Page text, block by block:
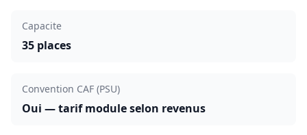
Capacite
35 places
Convention CAF (PSU)
Oui — tarif module selon revenus